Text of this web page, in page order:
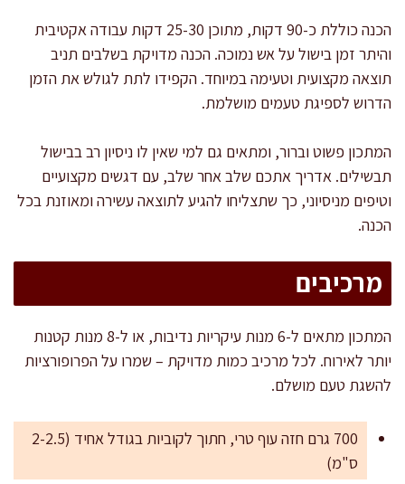
הכנה כוללת כ-90 דקות, מתוכן 25-30 דקות עבודה אקטיבית
והיתר זמן בישול על אש נמוכה. הכנה מדויקת בשלבים תניב
תוצאה מקצועית וטעימה במיוחד. הקפידו לתת לגולש את הזמן
הדרוש לספיגת טעמים מושלמת.
המתכון פשוט וברור, ומתאים גם למי שאין לו ניסיון רב בבישול
תבשילים. אדריך אתכם שלב אחר שלב, עם דגשים מקצועיים
וטיפים מניסיוני, כך שתצליחו להגיע לתוצאה עשירה ומאוזנת בכל
הכנה.
מרכיבים
המתכון מתאים ל-6 מנות עיקריות נדיבות, או ל-8 מנות קטנות
יותר לאירוח. לכל מרכיב כמות מדויקת – שמרו על הפרופורציות
להשגת טעם מושלם.
700 גרם חזה עוף טרי, חתוך לקוביות בגודל אחיד (2-2.5
ס"מ)